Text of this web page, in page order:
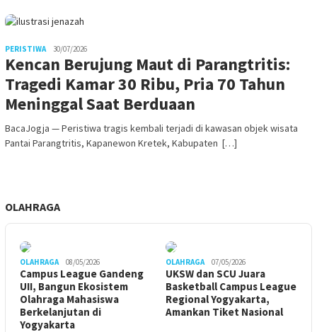
PERISTIWA 30/07/2026
Kencan Berujung Maut di Parangtritis:
Tragedi Kamar 30 Ribu, Pria 70 Tahun
Meninggal Saat Berduaan
BacaJogja — Peristiwa tragis kembali terjadi di kawasan objek wisata
Pantai Parangtritis, Kapanewon Kretek, Kabupaten […]
OLAHRAGA
OLAHRAGA 08/05/2026
Campus League Gandeng
UII, Bangun Ekosistem
Olahraga Mahasiswa
Berkelanjutan di
Yogyakarta
OLAHRAGA 07/05/2026
UKSW dan SCU Juara
Basketball Campus League
Regional Yogyakarta,
Amankan Tiket Nasional